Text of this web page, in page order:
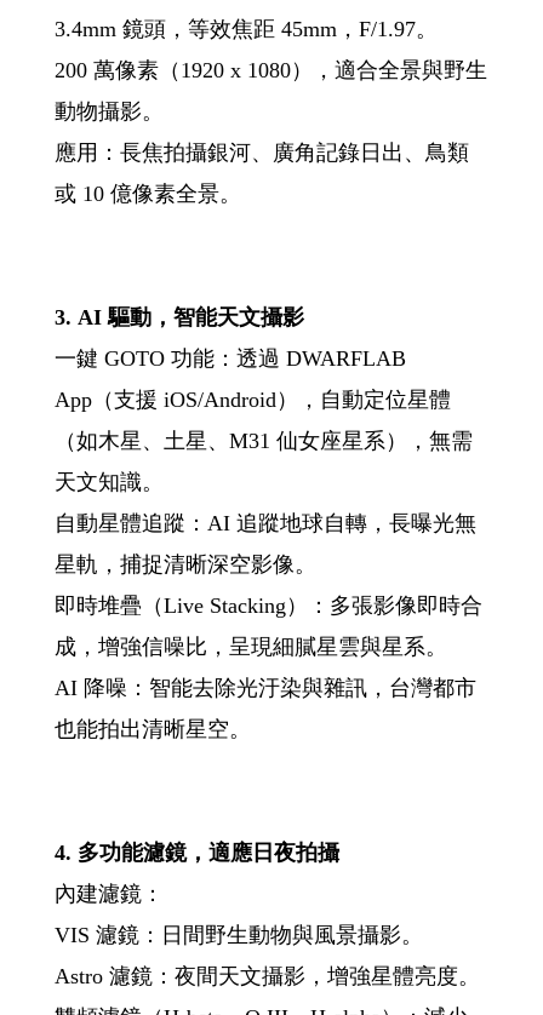
3.4mm 鏡頭，等效焦距 45mm，F/1.97。
200 萬像素（1920 x 1080），適合全景與野生
動物攝影。
應用：長焦拍攝銀河、廣角記錄日出、鳥類
或 10 億像素全景。
3. AI 驅動，智能天文攝影
一鍵 GOTO 功能：透過 DWARFLAB
App（支援 iOS/Android），自動定位星體
（如木星、土星、M31 仙女座星系），無需
天文知識。
自動星體追蹤：AI 追蹤地球自轉，長曝光無
星軌，捕捉清晰深空影像。
即時堆疊（Live Stacking）：多張影像即時合
成，增強信噪比，呈現細膩星雲與星系。
AI 降噪：智能去除光汙染與雜訊，台灣都市
也能拍出清晰星空。
4. 多功能濾鏡，適應日夜拍攝
內建濾鏡：
VIS 濾鏡：日間野生動物與風景攝影。
Astro 濾鏡：夜間天文攝影，增強星體亮度。